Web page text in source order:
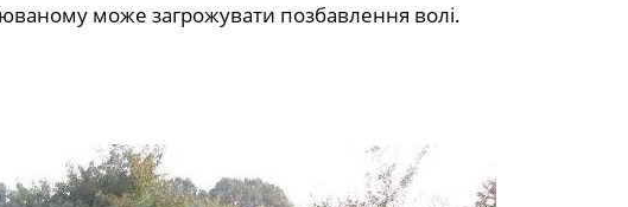
може загрожувати позбавлення волі.